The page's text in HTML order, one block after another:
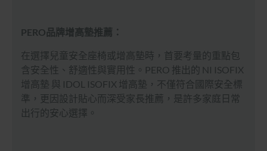
PERO品牌增高墊推薦：
在選擇兒童安全座椅或增高墊時，首要考量的重點包
含安全性、舒適性與實用性。PERO 推出的 NI ISOFIX
增高墊 與 IDOL ISOFIX 增高墊，不僅符合國際安全標
準，更因設計貼心而深受家長推薦，是許多家庭日常
出行的安心選擇。